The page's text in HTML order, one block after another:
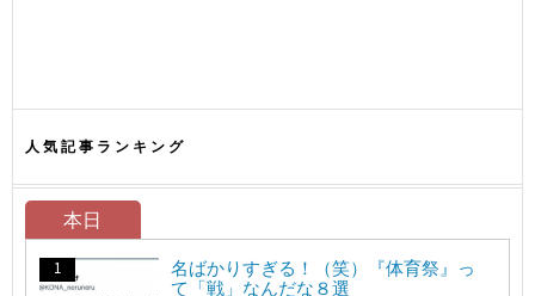
人気記事ランキング
本日
名ばかりすぎる！（笑）『体育祭』っ
て「戦」なんだな８選